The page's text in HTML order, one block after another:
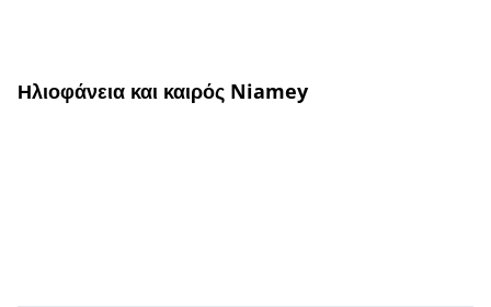
Ηλιοφάνεια και καιρός Niamey